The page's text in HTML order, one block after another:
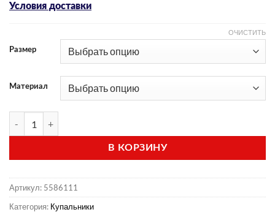
Условия доставки
Размер
Материал
ОЧИСТИТЬ
В КОРЗИНУ
Артикул: 5586111
Категория: Купальники